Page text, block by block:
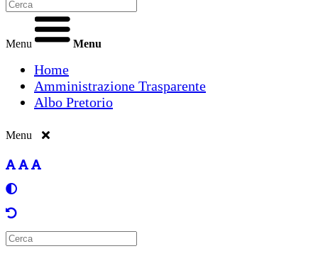
Menu Menu
Home
Amministrazione Trasparente
Albo Pretorio
Menu